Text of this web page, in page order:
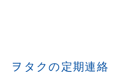
ヲタクの定期連絡